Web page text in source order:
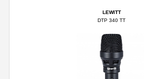
LEWITT
DTP 340 TT